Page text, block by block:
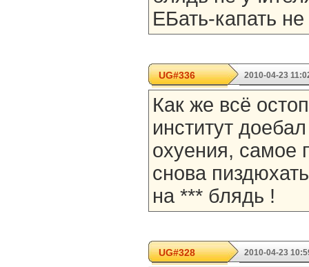
ЕБать-капать
UG#336 2010-04-23
Как же всё
институт
охуения, самое
снова
на *** блядь !
UG#328 2010-04-23